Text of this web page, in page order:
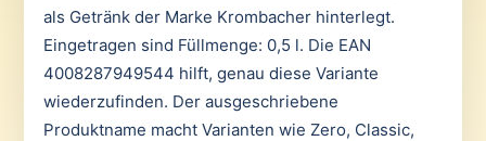
als Getränk der Marke Krombacher hinterlegt.
Eingetragen sind Füllmenge: 0,5 l. Die EAN
4008287949544 hilft, genau diese Variante
wiederzufinden. Der ausgeschriebene
Produktname macht Varianten wie Zero, Classic,